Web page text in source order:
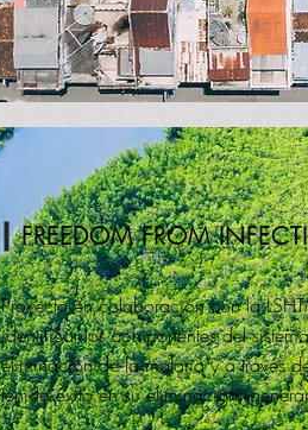
FREEDOM FROM
Proyecto en colaboración con la
identificar los componentes del
eliminación de la malaria y a través
tenido éxito en su eliminación,